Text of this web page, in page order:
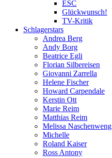
ESC
Glückwunsch!
TV-Kritik
Schlagerstars
Andrea Berg
Andy Borg
Beatrice Egli
Florian Silbereisen
Giovanni Zarrella
Helene Fischer
Howard Carpendale
Kerstin Ott
Marie Reim
Matthias Reim
Melissa Naschenweng
Michelle
Roland Kaiser
Ross Antony